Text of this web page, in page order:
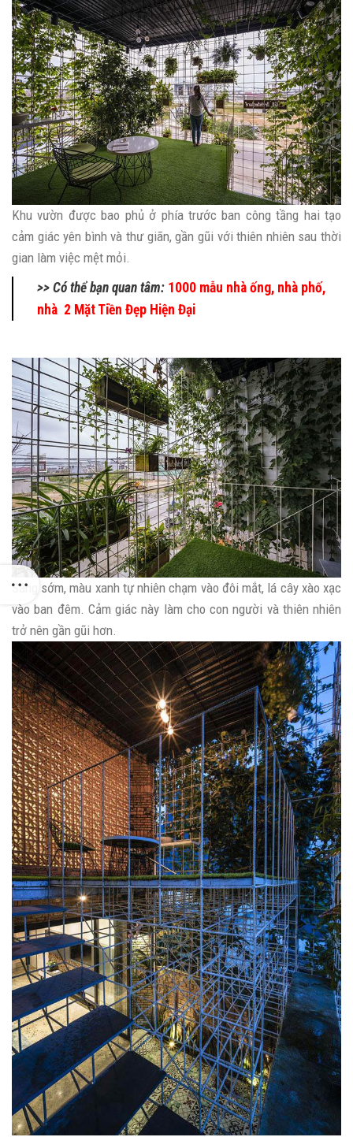
Khu vườn được bao phủ ở phía trước ban công tầng hai tạo
cảm giác yên bình và thư giãn, gần gũi với thiên nhiên sau thời
gian làm việc mệt mỏi.
>> Có thể bạn quan tâm: 1000 mẫu nhà ống, nhà phố,
nhà 2 Mặt Tiền Đẹp Hiện Đại
Sáng sớm, màu xanh tự nhiên chạm vào đôi mắt, lá cây xào xạc
vào ban đêm. Cảm giác này làm cho con người và thiên nhiên
trở nên gần gũi hơn.